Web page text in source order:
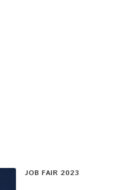
JOB FAIR 2023